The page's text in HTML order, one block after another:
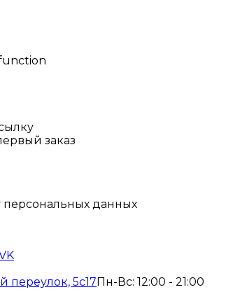
заказ
персональных данных
5с17 Пн-Вс: 12:00 - 21:00